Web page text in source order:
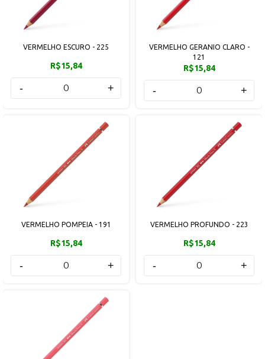
VERMELHO ESCURO - 225
R$15,84
- +
VERMELHO GERANIO CLARO -
121
R$15,84
- +
VERMELHO POMPEIA - 191
R$15,84
- +
VERMELHO PROFUNDO - 223
R$15,84
- +